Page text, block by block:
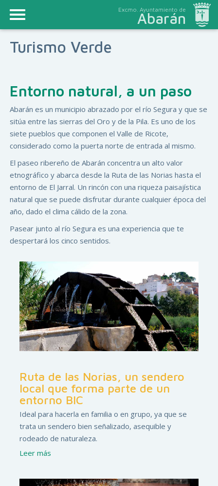
Excmo. Ayuntamiento de
Abarán
Turismo Verde
Entorno natural, a un paso
Abarán es un municipio abrazado por el río Segura y que se
sitúa entre las sierras del Oro y de la Pila. Es uno de los
siete pueblos que componen el Valle de Ricote,
considerado como la puerta norte de entrada al mismo.
El paseo ribereño de Abarán concentra un alto valor
etnográfico y abarca desde la Ruta de las Norias hasta el
entorno de El Jarral. Un rincón con una riqueza paisajística
natural que se puede disfrutar durante cualquier época del
año, dado el clima cálido de la zona.
Pasear junto al río Segura es una experiencia que te
despertará los cinco sentidos.
Ruta de las Norias, un sendero
local que forma parte de un
entorno BIC
Ideal para hacerla en familia o en grupo, ya que se
trata un sendero bien señalizado, asequible y
rodeado de naturaleza.
Leer más